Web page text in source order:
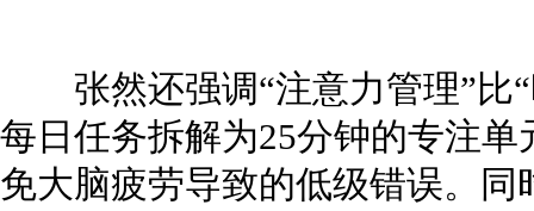
张然还强调“注意力管理”比“
每日任务拆解为25分钟的专注
免大脑疲劳导致的低级错误。同